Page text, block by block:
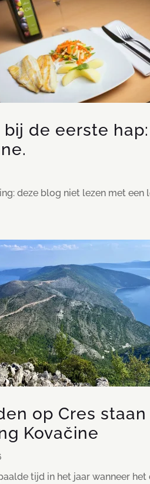
de eerste
deze blog niet lezen met een
op Cres
Kovačine
tijd in het jaar wanneer